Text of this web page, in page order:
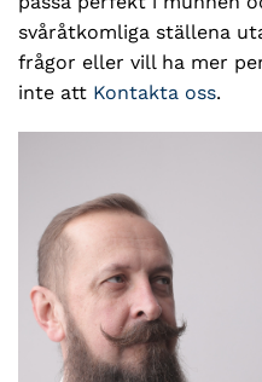
svåråtkomliga ställena
frågor eller vill ha mer
inte att Kontakta oss.